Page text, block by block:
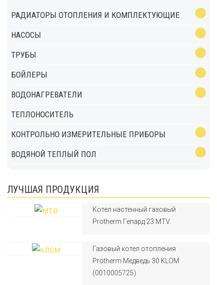
РАДИАТОРЫ ОТОПЛЕНИЯ И КОМПЛЕКТУЮЩИЕ
НАСОСЫ
ТРУБЫ
БОЙЛЕРЫ
ВОДОНАГРЕВАТЕЛИ
ТЕПЛОНОСИТЕЛЬ
КОНТРОЛЬНО ИЗМЕРИТЕЛЬНЫЕ ПРИБОРЫ
ВОДЯНОЙ ТЕПЛЫЙ ПОЛ
ЛУЧШАЯ ПРОДУКЦИЯ
Котел настенный газовый
Protherm Гепард 23 MTV
Газовый котел отопления
Protherm Медведь 30 KLOM
(0010005725)